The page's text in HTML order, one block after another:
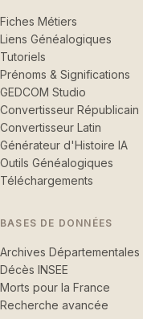
Fiches Métiers
Liens Généalogiques
Tutoriels
Prénoms & Significations
GEDCOM Studio
Convertisseur Républicain
Convertisseur Latin
Générateur d'Histoire IA
Outils Généalogiques
Téléchargements
BASES DE DONNÉES
Archives Départementales
Décès INSEE
Morts pour la France
Recherche avancée